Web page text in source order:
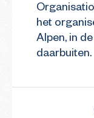
het
Alpen, in
daarbuiten.